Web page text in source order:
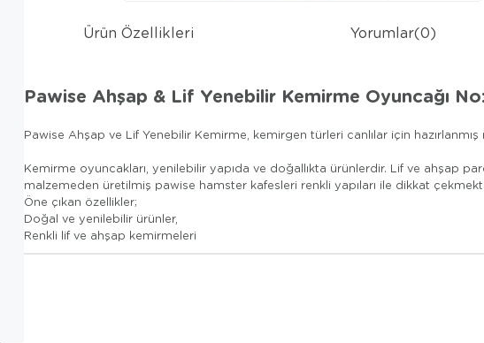
Ürün Özellikleri Yorumlar(0)
Pawise Ahşap & Lif Yenebilir Kemirme Oyuncağı
Pawise Ahşap ve Lif Yenebilir Kemirme, kemirgen türleri canlılar için hazırlanmış
Kemirme oyuncakları, yenilebilir yapıda ve doğallıkta ürünlerdir. Lif ve ahşap
malzemeden üretilmiş pawise hamster kafesleri renkli yapıları ile dikkat
Öne çıkan özellikler;
Doğal ve yenilebilir ürünler,
Renkli lif ve ahşap kemirmeleri